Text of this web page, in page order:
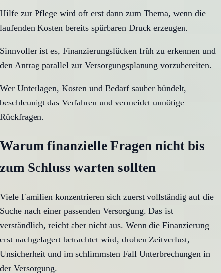
Hilfe zur Pflege wird oft erst dann zum Thema, wenn die
laufenden Kosten bereits spürbaren Druck erzeugen.
Sinnvoller ist es, Finanzierungslücken früh zu erkennen und
den Antrag parallel zur Versorgungsplanung vorzubereiten.
Wer Unterlagen, Kosten und Bedarf sauber bündelt,
beschleunigt das Verfahren und vermeidet unnötige
Rückfragen.
Warum finanzielle Fragen nicht bis
zum Schluss warten sollten
Viele Familien konzentrieren sich zuerst vollständig auf die
Suche nach einer passenden Versorgung. Das ist
verständlich, reicht aber nicht aus. Wenn die Finanzierung
erst nachgelagert betrachtet wird, drohen Zeitverlust,
Unsicherheit und im schlimmsten Fall Unterbrechungen in
der Versorgung.